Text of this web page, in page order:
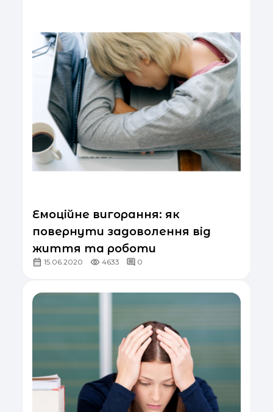
Емоційне вигорання: як
повернути задоволення від
життя та роботи
15.06.2020 4633 0